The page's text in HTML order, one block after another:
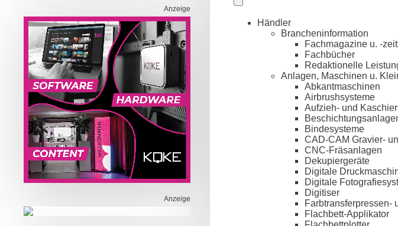
Anzeige
Anzeige
Händler
Brancheninformation
Fachmagazine u. -
Fachbücher
Redaktionelle
Anlagen, Maschinen u.
Abkantmaschinen
Airbrushsysteme
Aufzieh- und
Bindesysteme
CAD-CAM Gravier-
CNC-Fräsanlagen
Dekupiergeräte
Digitale
Digitale
Digitiser
Farbtransferpressen-
Flachbett-Applikator